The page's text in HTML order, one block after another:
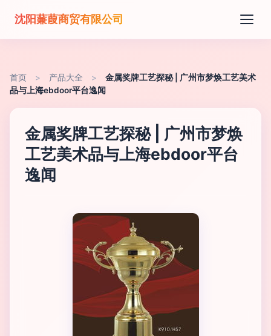
沈阳蒹葭商贸有限公司
首页 > 产品大全 >
金属奖牌工艺探秘 | 广州市梦焕工艺美术
品与上海ebdoor平台逸闻
金属奖牌工艺探秘 | 广州市梦焕
工艺美术品与上海ebdoor平台
逸闻